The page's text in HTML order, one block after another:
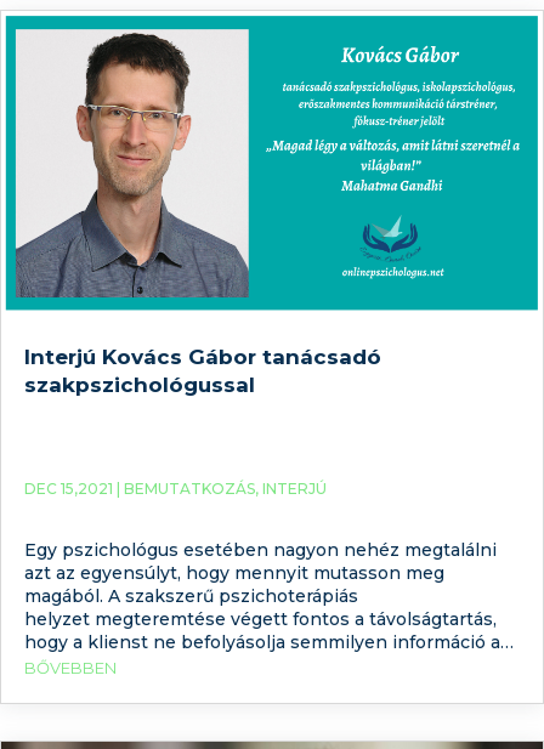
Interjú Kovács Gábor tanácsadó
szakpszichológussal
DEC 15,2021 | BEMUTATKOZÁS, INTERJÚ
Egy pszichológus esetében nagyon nehéz megtalálni
azt az egyensúlyt, hogy mennyit mutasson meg
magából. A szakszerű pszichoterápiás
helyzet megteremtése végett fontos a távolságtartás,
hogy a klienst ne befolyásolja semmilyen információ a
terapeutáról. Ugyanakkor annak, akinek segítségre van
szakember választásban. Arról már írtunk, hogy mi a
BŐVEBBEN